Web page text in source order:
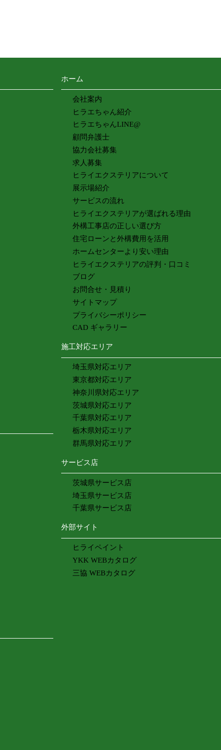
ホーム
会社案内
ヒラエちゃん紹介
ヒラエちゃんLINE@
顧問弁護士
協力会社募集
求人募集
ヒライエクステリアについて
展示場紹介
サービスの流れ
ヒライエクステリアが選ばれる理由
外構工事店の正しい選び方
住宅ローンと外構費用を活用
ホームセンターより安い理由
ヒライエクステリアの評判・口コミ
ブログ
お問合せ・見積り
サイトマップ
プライバシーポリシー
CAD ギャラリー
施工対応エリア
埼玉県対応エリア
東京都対応エリア
神奈川県対応エリア
茨城県対応エリア
千葉県対応エリア
栃木県対応エリア
群馬県対応エリア
サービス店
茨城県サービス店
埼玉県サービス店
千葉県サービス店
外部サイト
ヒライペイント
YKK WEBカタログ
三協 WEBカタログ